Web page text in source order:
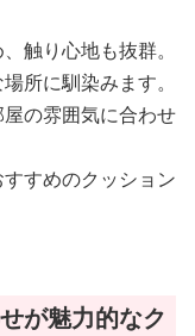
触り心地も抜群。
所に馴染みます。
の雰囲気に合わせ
すめのクッション
が魅力的なク